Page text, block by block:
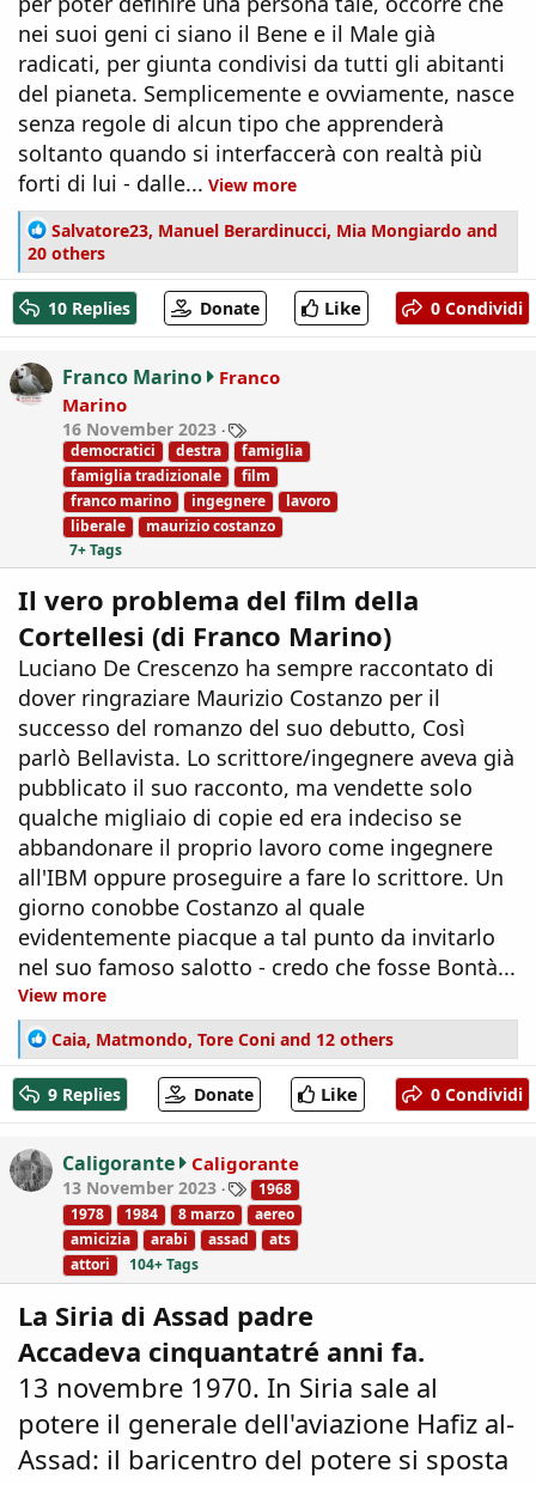
nei suoi geni ci siano il Bene e il Male già
radicati, per giunta condivisi da tutti gli abitanti
del pianeta. Semplicemente e ovviamente, nasce
senza regole di alcun tipo che apprenderà
soltanto quando si interfaccerà con realtà più
forti di lui - dalle... View more
R
e
a
c
t
i
n
Salvatore23, Manuel Berardinucci, Mia Mongiardo and
20 others
10 Replies Donate Like 0 Condividi
Franco Marino
Franco
Marino
16 November 2023
T
a
g
s
democratici destra
famiglia
famiglia tradizionale
film
franco marino
ingegnere
lavoro
liberale
maurizio costanzo
7+ Tags
Il vero problema del film della
Cortellesi (di Franco Marino)
Luciano De Crescenzo ha sempre raccontato di
dover ringraziare Maurizio Costanzo per il
successo del romanzo del suo debutto, Così
parlò Bellavista. Lo scrittore/ingegnere aveva già
pubblicato il suo racconto, ma vendette solo
qualche migliaio di copie ed era indeciso se
abbandonare il proprio lavoro come ingegnere
all'IBM oppure proseguire a fare lo scrittore. Un
giorno conobbe Costanzo al quale
evidentemente piacque a tal punto da invitarlo
nel suo famoso salotto - credo che fosse Bontà...
View more
R
e
a
c
t
o
Caia, Matmondo, Tore Coni and 12 others
9 Replies Donate Like 0 Condividi
Caligorante Caligorante
13 November 2023
T
a
g
1968
1978
1984 8 marzo
aereo
amicizia
arabi assad
ats
attori
104+ Tags
La Siria di Assad padre
Accadeva cinquantatré anni fa.
13 novembre 1970. In Siria sale al
potere il generale dell'aviazione Hafiz al-
Assad: il baricentro del potere si sposta